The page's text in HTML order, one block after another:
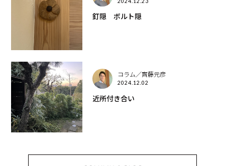
釘隠 ボルト隠
コラム／齊藤元彦
2024.12.02
近所付き合い